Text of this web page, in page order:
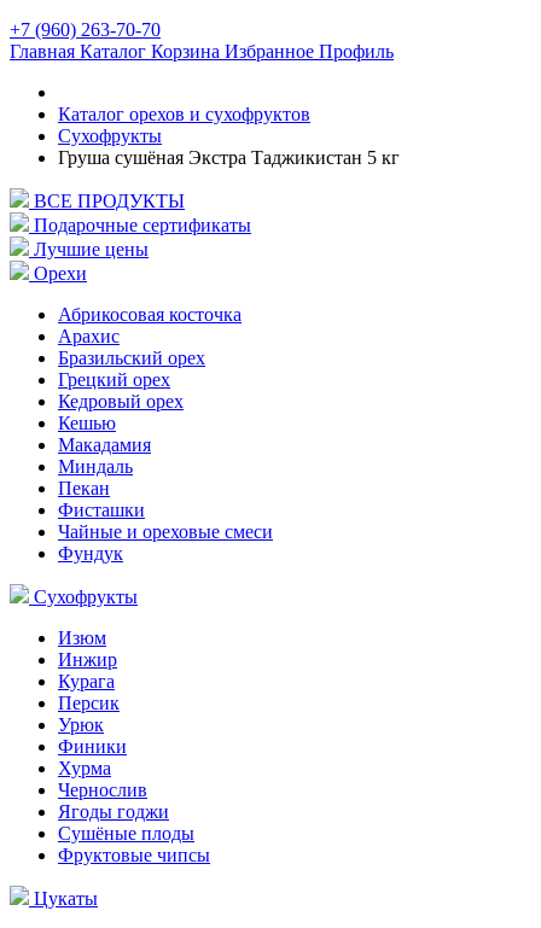
+7 (960) 263-70-70
Главная Каталог Корзина Избранное Профиль
Каталог орехов и сухофруктов
Сухофрукты
Груша сушёная Экстра Таджикистан 5 кг
ВСЕ ПРОДУКТЫ
Подарочные сертификаты
Лучшие цены
Орехи
Абрикосовая косточка
Арахис
Бразильский орех
Грецкий орех
Кедровый орех
Кешью
Макадамия
Миндаль
Пекан
Фисташки
Чайные и ореховые смеси
Фундук
Сухофрукты
Изюм
Инжир
Курага
Персик
Урюк
Финики
Хурма
Чернослив
Ягоды годжи
Сушёные плоды
Фруктовые чипсы
Цукаты